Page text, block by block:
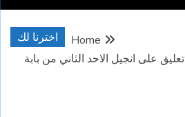
اخترنا لك
Home
تعليق على انجيل الاحد الثاني من بابة